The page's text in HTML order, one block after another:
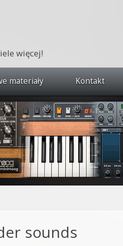
więcej!
materiały Kontakt
sounds